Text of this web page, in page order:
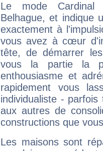
Le mode Cardinal
Belhague, et indique
exactement à
vous avez à cœur
tête, de démarrer
vous la partie la
enthousiasme et
rapidement vous
individualiste -
aux autres de
constructions que
Les maisons sont